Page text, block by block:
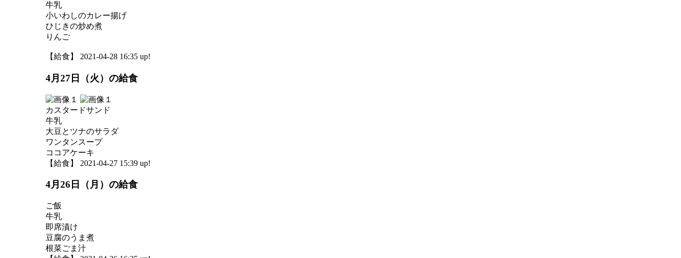
牛乳
小いわしのカレー揚げ
ひじきの炒め煮
りんご
【給食】 2021-04-28 16:35 up!
4月27日（火）の給食
カスタードサンド
牛乳
大豆とツナのサラダ
ワンタンスープ
ココアケーキ
【給食】 2021-04-27 15:39 up!
4月26日（月）の給食
ご飯
牛乳
即席漬け
豆腐のうま煮
根菜ごま汁